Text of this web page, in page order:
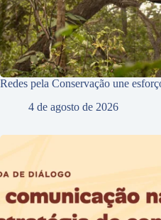
Redes pela Conservação une
4 de agosto de 2026